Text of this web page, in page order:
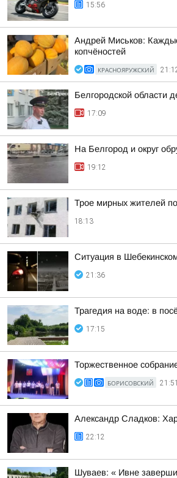
15:56
Андрей Миськов:
копчёностей
КРАСНОЯРУЖСКИЙ
Белгородской области
17:09
На Белгород и округ
19:12
Трое мирных жителей
18:13
Ситуация в
21:36
Трагедия на воде: в
17:15
Торжественное
БОРИСОВСКИЙ 21:51
Александр Сладков:
22:12
Шуваев: « Ивне